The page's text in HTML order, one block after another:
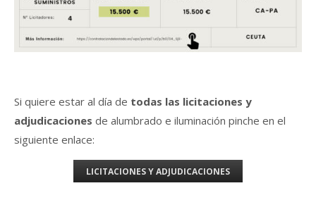
Si quiere estar al día de todas las licitaciones y
adjudicaciones de alumbrado e iluminación pinche en el
siguiente enlace:
LICITACIONES Y ADJUDICACIONES